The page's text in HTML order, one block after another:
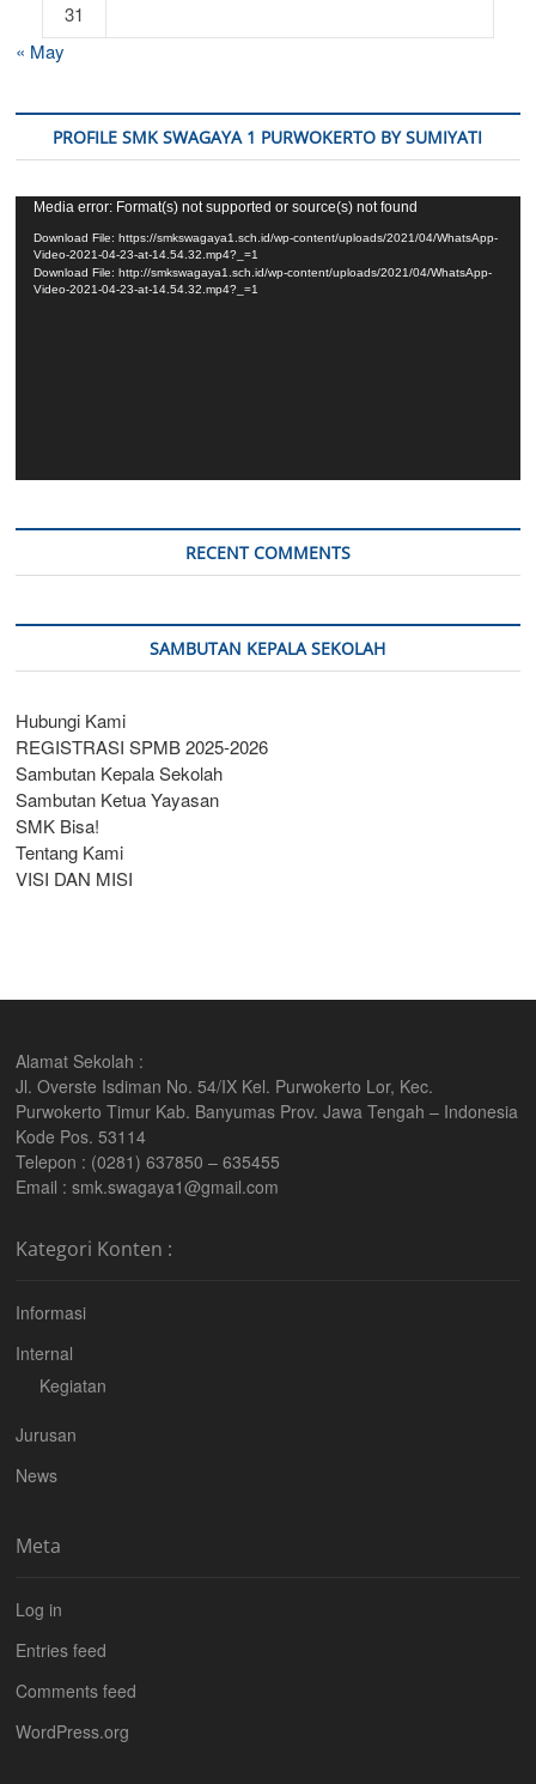
31
« May
PROFILE SMK SWAGAYA 1 PURWOKERTO BY SUMIYATI
Video
Player
Media error: Format(s) not supported or source(s) not found
Download File: https://smkswagaya1.sch.id/wp-content/uploads/2021/04/WhatsApp-
Video-2021-04-23-at-14.54.32.mp4?_=1
Download File: http://smkswagaya1.sch.id/wp-content/uploads/2021/04/WhatsApp-
Video-2021-04-23-at-14.54.32.mp4?_=1
RECENT COMMENTS
SAMBUTAN KEPALA SEKOLAH
Hubungi Kami
REGISTRASI SPMB 2025-2026
Sambutan Kepala Sekolah
Sambutan Ketua Yayasan
SMK Bisa!
Tentang Kami
VISI DAN MISI
Alamat Sekolah :
Jl. Overste Isdiman No. 54/IX Kel. Purwokerto Lor, Kec.
Purwokerto Timur Kab. Banyumas Prov. Jawa Tengah – Indonesia
Kode Pos. 53114
Telepon : (0281) 637850 – 635455
Email : smk.swagaya1@gmail.com
Kategori Konten :
Informasi
Internal
Kegiatan
Jurusan
News
Meta
Log in
Entries feed
Comments feed
WordPress.org